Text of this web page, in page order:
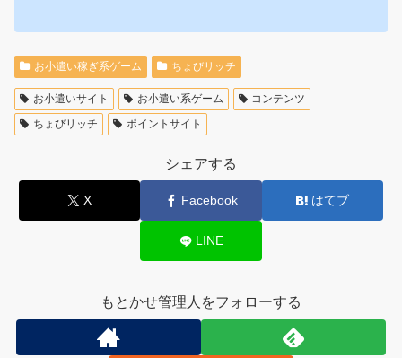
お小遣い稼ぎ系ゲーム ちょびリッチ
お小遣いサイト お小遣い系ゲーム
コンテンツ
ちょびリッチ
ポイントサイト
シェアする
X Facebook はてブ
LINE
もとかせ管理人をフォローする